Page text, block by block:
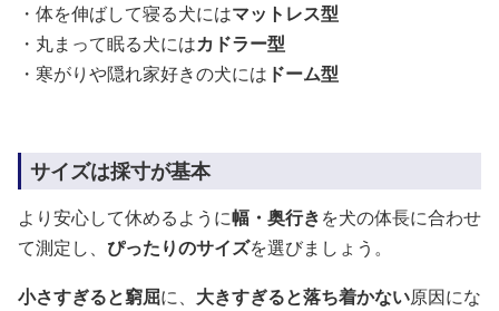
・体を伸ばして寝る犬にはマットレス型
・丸まって眠る犬にはカドラー型
・寒がりや隠れ家好きの犬には ドーム型
サイズは採寸が基本
より安心して休めるように幅・奥行きを犬の体長に合わせ
て測定し、 ぴったりのサイズを選びましょう。
小さすぎると窮屈に、 大きすぎると落ち着かない原因にな